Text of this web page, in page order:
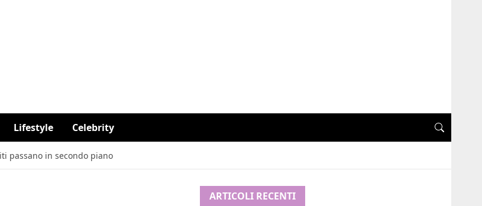
Lifestyle Celebrity
passano in secondo piano
ARTICOLI RECENTI